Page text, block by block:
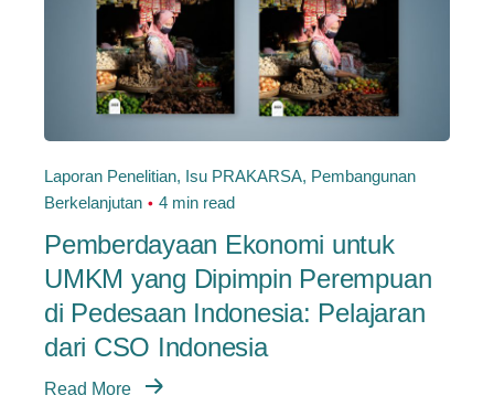
Laporan Penelitian Isu PRAKARSA Pembangunan
Berkelanjutan
4 min read
Pemberdayaan Ekonomi untuk
UMKM yang Dipimpin Perempuan
di Pedesaan Indonesia: Pelajaran
dari CSO Indonesia
Read More